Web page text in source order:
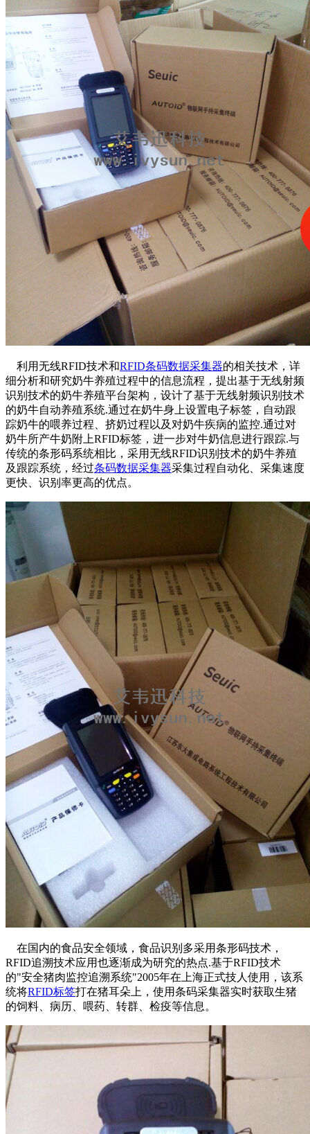
利用无线RFID技术和RFID条码数据采集器的相关技术，详
细分析和研究奶牛养殖过程中的信息流程，提出基于无线射频
识别技术的奶牛养殖平台架构，设计了基于无线射频识别技术
的奶牛自动养殖系统.通过在奶牛身上设置电子标签，自动跟
踪奶牛的喂养过程、挤奶过程以及对奶牛疾病的监控.通过对
奶牛所产牛奶附上RFID标签，进一步对牛奶信息进行跟踪.与
传统的条形码系统相比，采用无线RFID识别技术的奶牛养殖
及跟踪系统，经过条码数据采集器采集过程自动化、采集速度
更快、识别率更高的优点。
在国内的食品安全领域，食品识别多采用条形码技术，
RFID追溯技术应用也逐渐成为研究的热点.基于RFID技术
的"安全猪肉监控追溯系统"2005年在上海正式技人使用，该系
统将RFID标签打在猪耳朵上，使用条码采集器实时获取生猪
的饲料、病历、喂药、转群、检疫等信息。